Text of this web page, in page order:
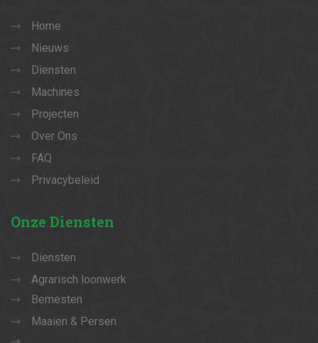
Home
Nieuws
Diensten
Machines
Projecten
Over Ons
FAQ
Privacybeleid
Onze Diensten
Diensten
Agrarisch loonwerk
Bemesten
Maaien & Persen